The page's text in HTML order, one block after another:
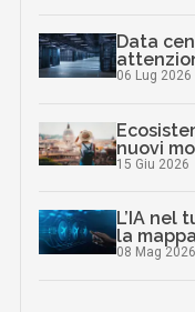
Data
06 Lug 2026
nuovi
15 Giu 2026
L’IA nel
la
08 Mag 2026